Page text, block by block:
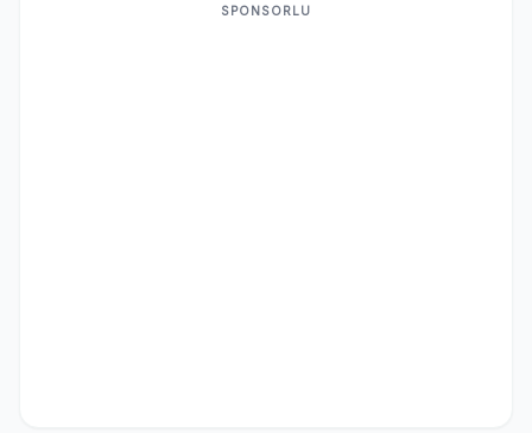
SPONSORLU